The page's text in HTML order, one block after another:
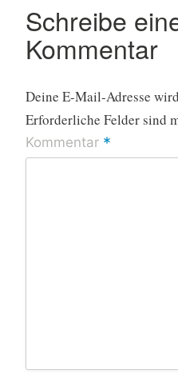
Schreibe
Kommentar
Deine E-Mail-Adresse
Erforderliche Felder sind
Kommentar *